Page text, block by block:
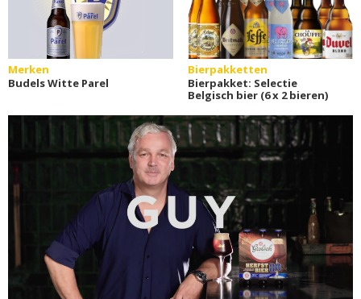
Merken
Budels Witte Parel
Bierpakketten
Bierpakket: Selectie
Belgisch bier (6 x 2 bieren)